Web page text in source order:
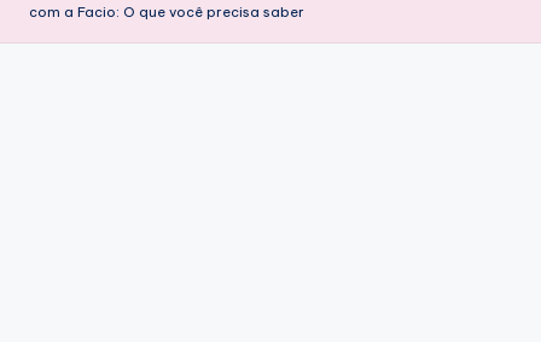
com a Facio: O que você precisa saber